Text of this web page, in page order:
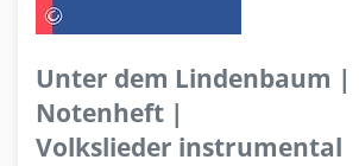
Unter dem Lindenbaum |
Notenheft |
Volkslieder instrumental